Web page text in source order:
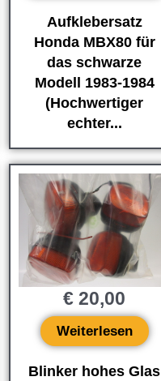
Aufklebersatz
Honda MBX80 für
das schwarze
Modell 1983-1984
(Hochwertiger
echter...
Blinker hohes Glas
€ 20,00
Weiterlesen